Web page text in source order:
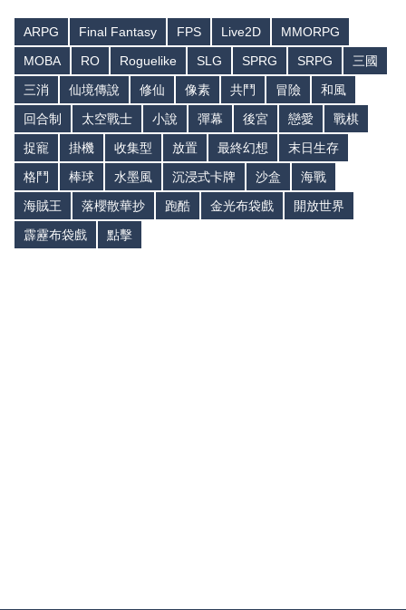
ARPG Final Fantasy FPS Live2D
MMORPG
MOBA
RO Roguelike SLG SPRG SRPG
三國
三消
仙境傳說 修仙 像素 共鬥 冒險
和風
回合制
太空戰士 小說 彈幕 後宮 戀愛
戰棋
捉寵
掛機 收集型 放置 最終幻想
末日生存
格鬥
棒球 水墨風 沉浸式卡牌 沙盒
海戰
海賊王
落櫻散華抄 跑酷 金光布袋戲
開放世界
霹靂布袋戲
點擊